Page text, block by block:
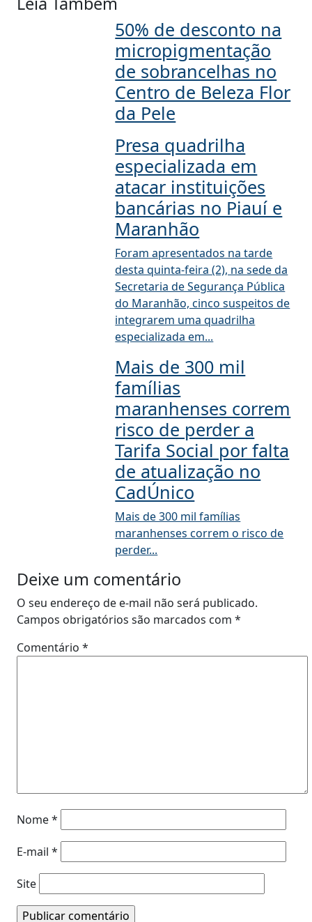
50% de desconto na
micropigmentação
de sobrancelhas no
Centro de Beleza Flor
da Pele
Presa quadrilha
especializada em
atacar instituições
bancárias no Piauí e
Maranhão
Foram apresentados na tarde
desta quinta-feira (2), na sede da
Secretaria de Segurança Pública
do Maranhão, cinco suspeitos de
integrarem uma quadrilha
especializada em...
Mais de 300 mil
famílias
maranhenses correm
risco de perder a
Tarifa Social por falta
de atualização no
CadÚnico
Mais de 300 mil famílias
maranhenses correm o risco de
perder...
Deixe um comentário
O seu endereço de e-mail não será publicado.
Campos obrigatórios são marcados com *
Comentário *
Nome*
E-mail *
Site